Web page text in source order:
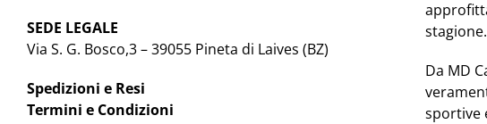
SEDE LEGALE
Via S. G. Bosco,3 – 39055 Pineta di Laives (BZ)
Spedizioni e Resi
Termini e Condizioni
stagione.
Da MD
sportive